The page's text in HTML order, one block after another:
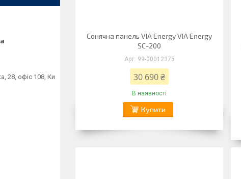
Сонячна панель VIA Energy VIA Energy
SC-200
99-00012375
30 690 ₴
В наявності
Купити
28, офіс 108, Ки